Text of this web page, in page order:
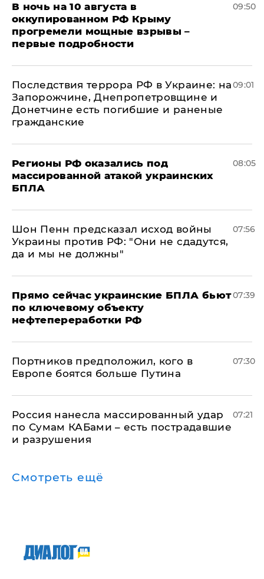
В ночь на 10 августа в
оккупированном РФ Крыму
прогремели мощные взрывы –
первые подробности
09:50
Последствия террора РФ в Украине: на
Запорожчине, Днепропетровщине и
Донетчине есть погибшие и раненые
гражданские
09:01
Регионы РФ оказались под
массированной атакой украинских
БПЛА
08:05
Шон Пенн предсказал исход войны
Украины против РФ: "Они не сдадутся,
да и мы не должны"
07:56
Прямо сейчас украинские БПЛА бьют
по ключевому объекту
нефтепереработки РФ
07:39
Портников предположил, кого в
Европе боятся больше Путина
07:30
Россия нанесла массированный удар
по Сумам КАБами – есть пострадавшие
и разрушения
07:21
Смотреть ещё